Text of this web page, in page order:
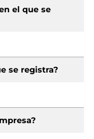
el que se
se registra?